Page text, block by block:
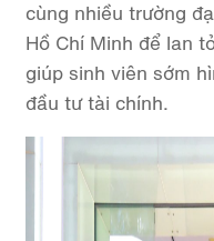
cùng nhiều trường
Hồ Chí Minh để lan
giúp sinh viên sớm
đầu tư tài chính.